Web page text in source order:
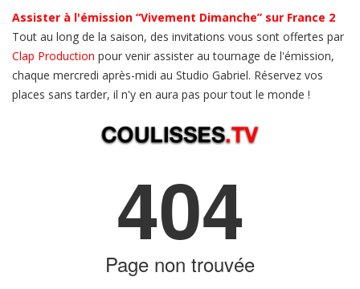
Assister à l'émission “Vivement Dimanche” sur France 2
Tout au long de la saison, des invitations vous sont offertes par
Clap Production pour venir assister au tournage de l'émission,
chaque mercredi après-midi au Studio Gabriel. Réservez vos
places sans tarder, il n'y en aura pas pour tout le monde !